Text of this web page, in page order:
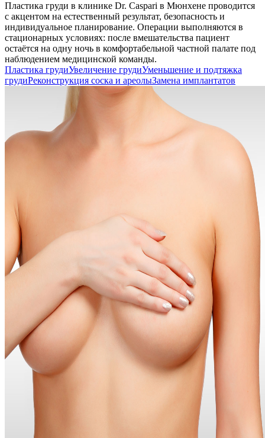
Пластика груди в клинике Dr. Caspari в Мюнхене проводится
с акцентом на естественный результат, безопасность и
индивидуальное планирование. Операции выполняются в
стационарных условиях: после вмешательства пациент
остаётся на одну ночь в комфортабельной частной палате под
наблюдением медицинской команды.
Пластика грудиУвеличение грудиУменьшение и подтяжка
грудиРеконструкция соска и ареолыЗамена имплантатов